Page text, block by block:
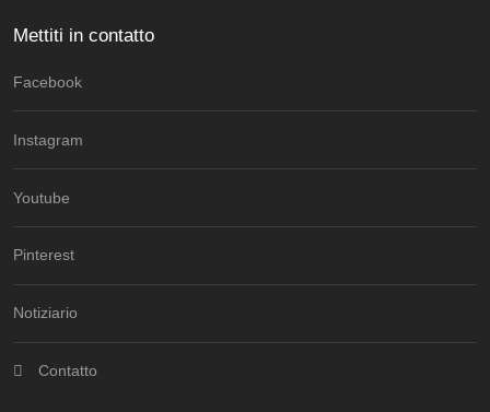
Mettiti in contatto
Facebook
Instagram
Youtube
Pinterest
Notiziario
Contatto